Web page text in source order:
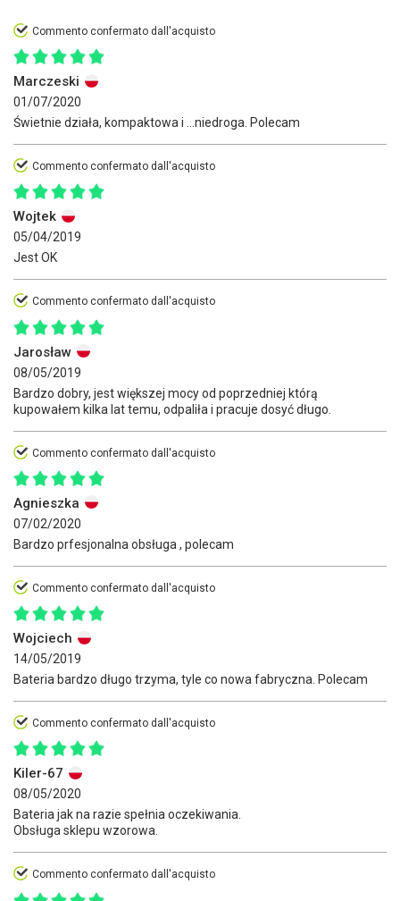
Commento confermato dall'acquisto
Marczeski
01/07/2020
Świetnie działa, kompaktowa i ...niedroga. Polecam
Commento confermato dall'acquisto
Wojtek
05/04/2019
Jest OK
Commento confermato dall'acquisto
Jarosław
08/05/2019
Bardzo dobry, jest większej mocy od poprzedniej którą
kupowałem kilka lat temu, odpaliła i pracuje dosyć długo.
Commento confermato dall'acquisto
Agnieszka
07/02/2020
Bardzo prfesjonalna obsługa , polecam
Commento confermato dall'acquisto
Wojciech
14/05/2019
Bateria bardzo długo trzyma, tyle co nowa fabryczna. Polecam
Commento confermato dall'acquisto
Kiler-67
08/05/2020
Bateria jak na razie spełnia oczekiwania.
Obsługa sklepu wzorowa.
Commento confermato dall'acquisto